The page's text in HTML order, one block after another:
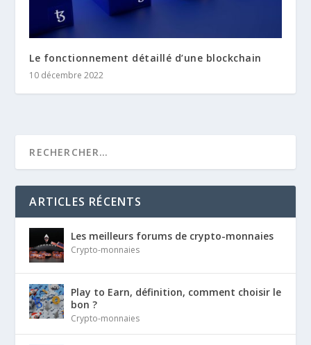
Le fonctionnement détaillé d’une blockchain
10 décembre 2022
ARTICLES RÉCENTS
Les meilleurs forums de crypto-monnaies
Crypto-monnaies
Play to Earn, définition, comment choisir le
bon ?
Crypto-monnaies